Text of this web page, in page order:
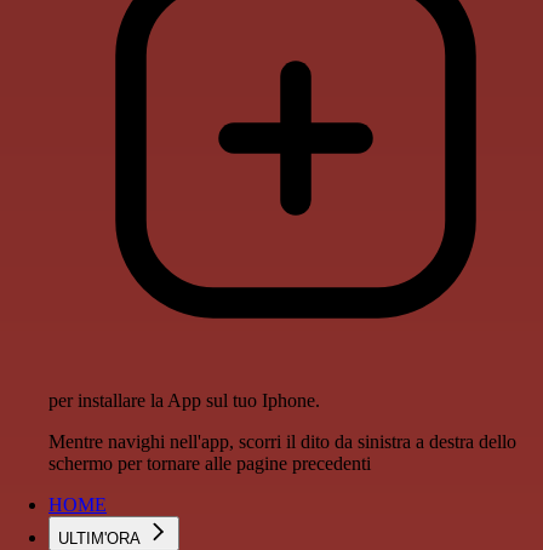
per installare la App sul tuo Iphone.
Mentre navighi nell'app, scorri il dito da sinistra a destra dello
schermo per tornare alle pagine precedenti
HOME
ULTIM'ORA